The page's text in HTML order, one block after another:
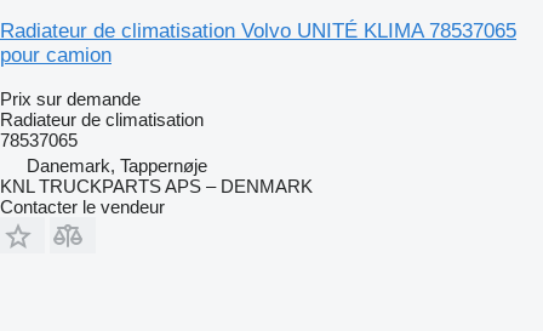
Radiateur de climatisation Volvo UNITÉ KLIMA 78537065
pour camion
Prix sur demande
Radiateur de climatisation
78537065
Danemark, Tappernøje
KNL TRUCKPARTS APS – DENMARK
Contacter le vendeur